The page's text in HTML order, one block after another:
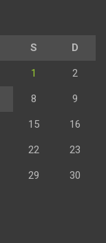
S D
1 2
8 9
15 16
22 23
29 30